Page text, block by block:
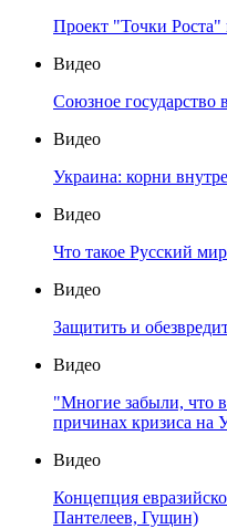
Проект "Точки Роста"
Видео
Союзное государство
Видео
Украина: корни
Видео
Что такое Русский
Видео
Защитить и
Видео
"Многие забыли, что
причинах кризиса на
Видео
Концепция
Пантелеев, Гущин)